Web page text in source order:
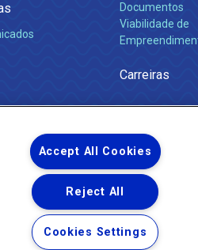
Documentos
Viabilidade de
Carreiras
do Estado do Rio de Janeiro
http://
os Direitos Reservados.
Accept All Cookies
Reject All
Cookies Settings